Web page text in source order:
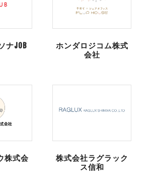
ナJOB
ホンダロジコム株式
会社
株式会
株式会社ラグラック
ス信和